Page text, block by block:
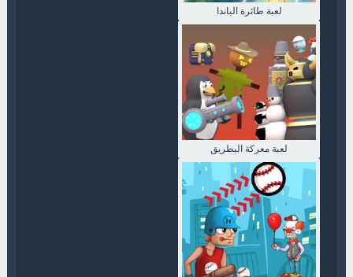
لعبة طائرة الباندا
لعبة معركة البطريق